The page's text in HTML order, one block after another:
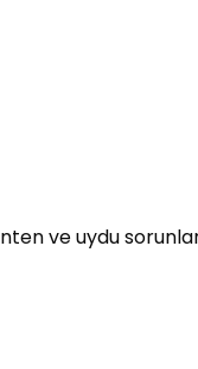
ve uydu